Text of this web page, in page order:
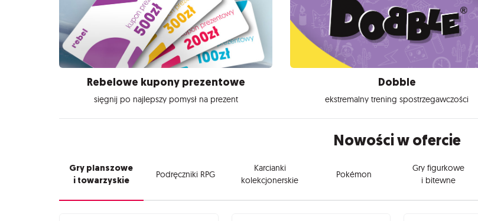
Rebelowe kupony prezentowe
sięgnij po najlepszy pomysł na prezent
Dobble
ekstremalny trening spostrzegawczości
Nowości w ofercie
Gry planszowe
i towarzyskie
Podręczniki RPG
Karcianki
kolekcjonerskie
Pokémon
Gry figurkowe
i bitewne